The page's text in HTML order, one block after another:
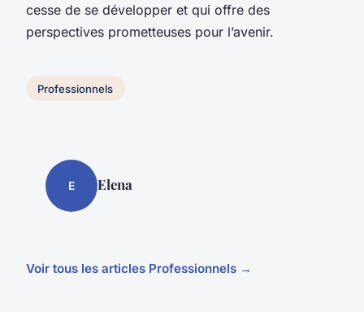
cesse de se développer et qui offre des
perspectives prometteuses pour l’avenir.
Professionnels
E Elena
Voir tous les articles Professionnels →